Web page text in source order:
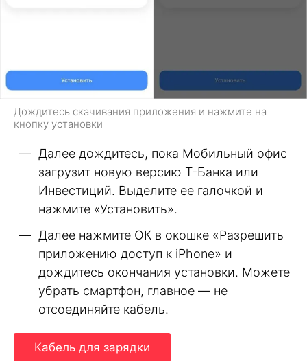
Дождитесь скачивания приложения и нажмите на
кнопку установки
Далее дождитесь, пока Мобильный офис
загрузит новую версию Т-Банка или
Инвестиций. Выделите ее галочкой и
нажмите «Установить».
Далее нажмите ОК в окошке «Разрешить
приложению доступ к iPhone» и
дождитесь окончания установки. Можете
убрать смартфон, главное — не
отсоединяйте кабель.
Кабель для зарядки